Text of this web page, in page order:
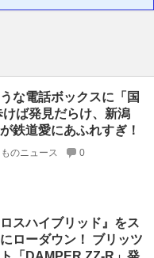
な電話ボックスに「国
ば発見だらけ、新潟
鉄道愛にあふれすぎ！
のニュース 0
ロスハイブリッド』をス
ローダウン！ ブリッツ